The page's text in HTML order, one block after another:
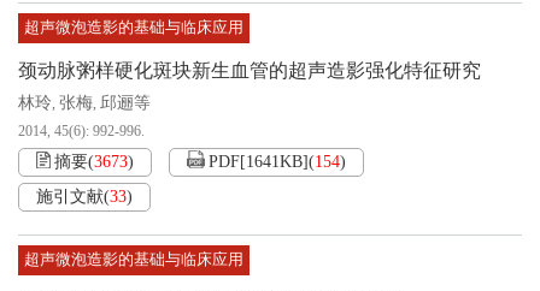
超声微泡造影的基础与临床应用
颈动脉粥样硬化斑块新生血管的超声造影强化特征研究
林玲, 张梅, 邱逦等
2014, 45(6): 992-996.
摘要(3673) PDF[1641KB](154)
施引文献(33)
超声微泡造影的基础与临床应用